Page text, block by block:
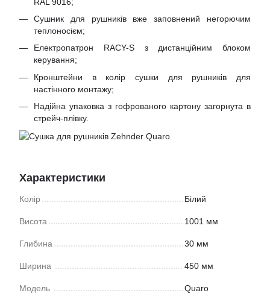
Сушник для рушників вже заповнений негорючим
теплоносієм;
Електропатрон RACY-S з дистанційним блоком
керування;
Кронштейни в колір сушки для рушників для
настінного монтажу;
Надійна упаковка з гофрованого картону загорнута в
стрейч-плівку.
Характеристики
Колір Білий
Висота 1001 мм
Глибина 30 мм
Ширина 450 мм
Модель Quaro